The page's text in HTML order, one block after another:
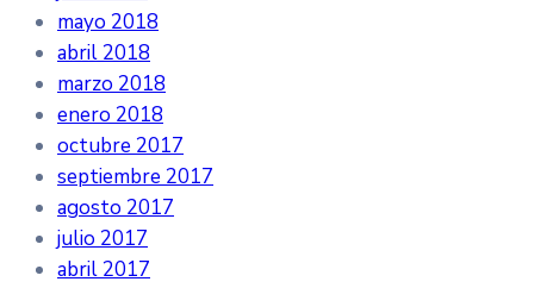
mayo 2018
abril 2018
marzo 2018
enero 2018
octubre 2017
septiembre 2017
agosto 2017
julio 2017
abril 2017